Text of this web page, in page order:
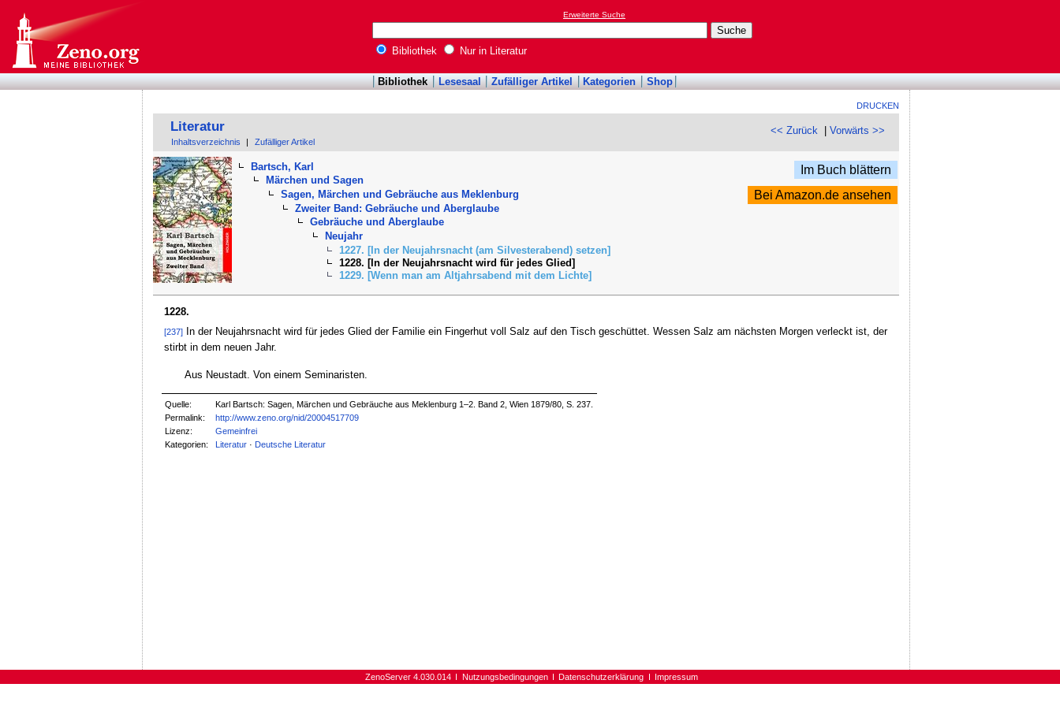
Erweiterte Suche
Bibliothek Nur in Literatur
Bibliothek Lesesaal Zufälliger Artikel Kategorien Shop
DRUCKEN
<< Zurück |Vorwärts >>
Literatur
Inhaltsverzeichnis Zufälliger Artikel
Bartsch, Karl
Märchen und Sagen
Sagen, Märchen und Gebräuche aus Meklenburg
Zweiter Band: Gebräuche und Aberglaube
Gebräuche und Aberglaube
Neujahr
1227. [In der Neujahrsnacht (am Silvesterabend) setzen]
1228. [In der Neujahrsnacht wird für jedes Glied]
1229. [Wenn man am Altjahrsabend mit dem Lichte]
Im Buch blättern
Bei Amazon.de ansehen
1228.
[237]In der Neujahrsnacht wird für jedes Glied der Familie ein Fingerhut voll Salz auf den Tisch geschüttet. Wessen Salz am nächsten Morgen verleckt ist, der
stirbt in dem neuen Jahr.
Aus Neustadt. Von einem Seminaristen.
Quelle:
Karl Bartsch: Sagen, Märchen und Gebräuche aus Meklenburg 1–2. Band 2, Wien 1879/80, S. 237.
Permalink:
http://www.zeno.org/nid/20004517709
Lizenz:
Gemeinfrei
Kategorien:
Literatur · Deutsche Literatur
ZenoServer 4.030.014 Nutzungsbedingungen Datenschutzerklärung Impressum